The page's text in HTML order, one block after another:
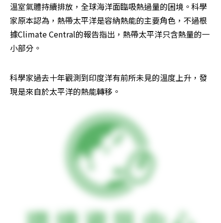
溫室氣體持續排放，全球海洋面臨吸熱過量的困境。科學
家原本認為，熱帶太平洋是容納熱能的主要角色，不過根
據Climate Central的報告指出，熱帶太平洋只含熱量的一
小部分。
科學家過去十年觀測到印度洋有前所未見的溫度上升，發
現是來自於太平洋的熱能轉移。